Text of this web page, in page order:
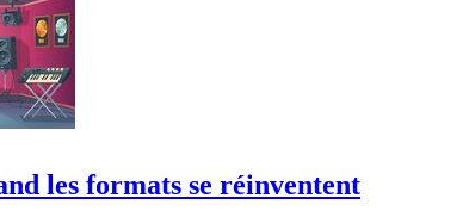
les formats se réinventent